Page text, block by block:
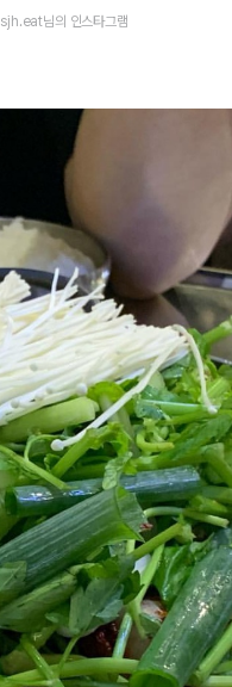
sjh.eat님의 인스타그램